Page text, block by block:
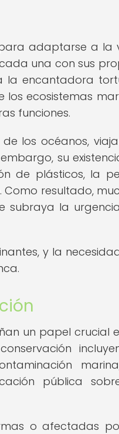
adaptarse a la
una con sus
la encantadora
los ecosistemas
funciones.
los océanos,
su
de plásticos, la
resultado,
subraya la
y la
un papel crucial
pública
o afectadas